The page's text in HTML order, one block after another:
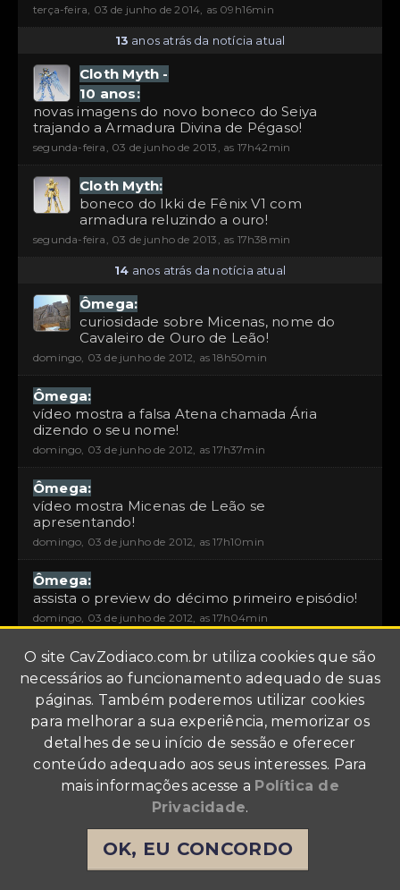
O site CavZodiaco.com.br utiliza cookies que são
necessários ao funcionamento adequado de suas
páginas. Também poderemos utilizar cookies
para melhorar a sua experiência, memorizar os
detalhes de seu início de sessão e oferecer
conteúdo adequado aos seus interesses. Para
mais informações acesse a Política de
Privacidade.
OK, EU CONCORDO
terça-feira, 03 de junho de 2014, as 09h16min
13 anos atrás da notícia atual
Cloth Myth -
10 anos:
novas imagens do novo boneco do Seiya
trajando a Armadura Divina de Pégaso!
segunda-feira, 03 de junho de 2013, as 17h42min
Cloth Myth:
boneco do Ikki de Fênix V1 com
armadura reluzindo a ouro!
segunda-feira, 03 de junho de 2013, as 17h38min
14 anos atrás da notícia atual
Ômega:
curiosidade sobre Micenas, nome do
Cavaleiro de Ouro de Leão!
domingo, 03 de junho de 2012, as 18h50min
Ômega:
vídeo mostra a falsa Atena chamada Ária
dizendo o seu nome!
domingo, 03 de junho de 2012, as 17h37min
Ômega:
vídeo mostra Micenas de Leão se
apresentando!
domingo, 03 de junho de 2012, as 17h10min
Ômega:
assista o preview do décimo primeiro episódio!
domingo, 03 de junho de 2012, as 17h04min
Ômega:
mais um vídeo com a Shoko Nakagawa
cantando a versão completa da música
Pegasus Fantasy!
domingo, 03 de junho de 2012, as 17h00min
Ômega:
vídeo mostra Haruto de Lobo vestindo sua
927 imagens em qualidade HD do décimo